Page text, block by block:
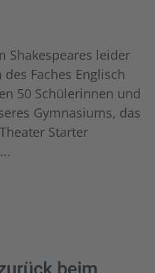
Shakespeares leider
Faches Englisch
50 Schülerinnen und
Gymnasiums, das
Starter